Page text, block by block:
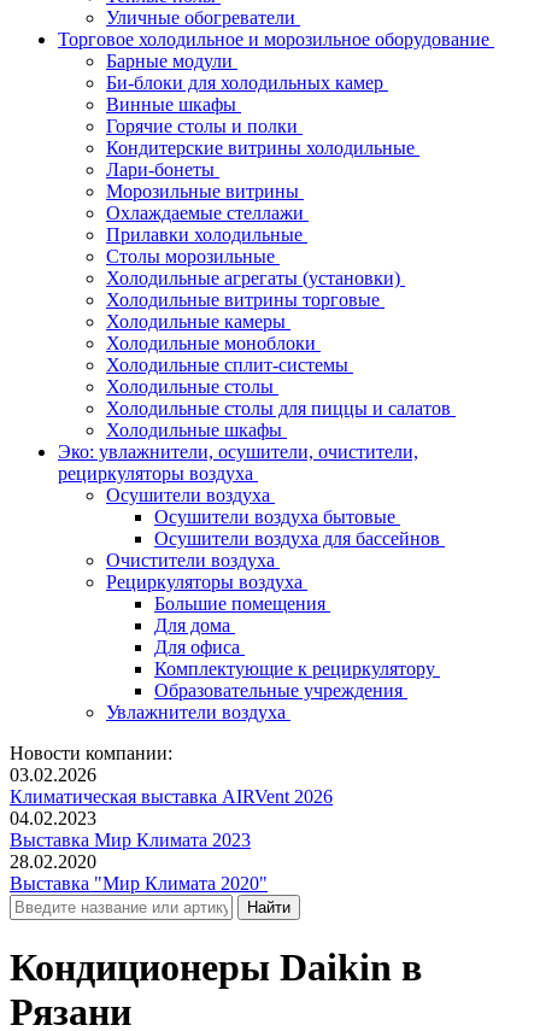
Уличные обогреватели
Торговое холодильное и морозильное оборудование
Барные модули
Би-блоки для холодильных камер
Винные шкафы
Горячие столы и полки
Кондитерские витрины холодильные
Лари-бонеты
Морозильные витрины
Охлаждаемые стеллажи
Прилавки холодильные
Столы морозильные
Холодильные агрегаты (установки)
Холодильные витрины торговые
Холодильные камеры
Холодильные моноблоки
Холодильные сплит-системы
Холодильные столы
Холодильные столы для пиццы и салатов
Холодильные шкафы
Эко: увлажнители, осушители, очистители,
рециркуляторы воздуха
Осушители воздуха
Осушители воздуха бытовые
Осушители воздуха для бассейнов
Очистители воздуха
Рециркуляторы воздуха
Большие помещения
Для дома
Для офиса
Комплектующие к рециркулятору
Образовательные учреждения
Увлажнители воздуха
Новости компании:
03.02.2026
Климатическая выставка AIRVent 2026
04.02.2023
Выставка Мир Климата 2023
28.02.2020
Выставка "Мир Климата 2020"
Кондиционеры Daikin в
Рязани